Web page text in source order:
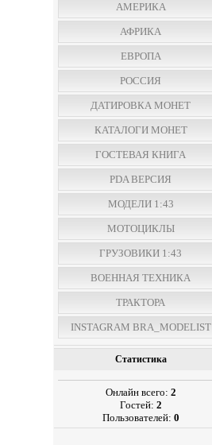
АМЕРИКА
АФРИКА
ЕВРОПА
РОССИЯ
ДАТИРОВКА МОНЕТ
КАТАЛОГИ МОНЕТ
ГОСТЕВАЯ КНИГА
PDA ВЕРСИЯ
МОДЕЛИ 1:43
МОТОЦИКЛЫ
ГРУЗОВИКИ 1:43
ВОЕННАЯ ТЕХНИКА
ТРАКТОРА
INSTAGRAM BRA_MODELIST
Статистика
Онлайн всего: 2
Гостей: 2
Пользователей: 0